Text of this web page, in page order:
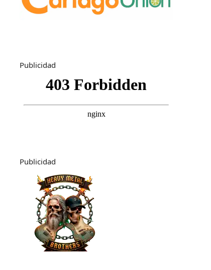
Publicidad
Publicidad